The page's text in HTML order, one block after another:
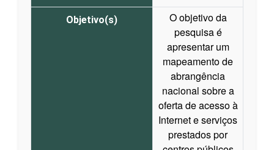
Objetivo(s)
O objetivo da
pesquisa é
apresentar um
mapeamento de
abrangência
nacional sobre a
oferta de acesso à
Internet e serviços
prestados por